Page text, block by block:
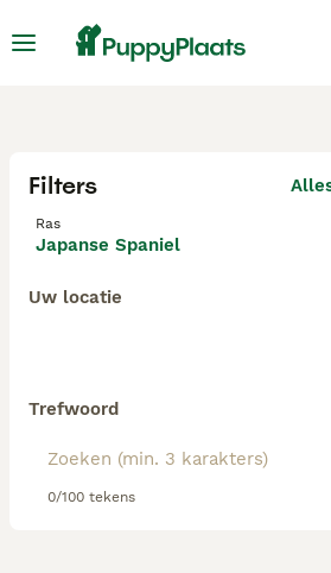
Filters
Ras
Japanse Spaniel
Uw locatie
Trefwoord
0/100 tekens